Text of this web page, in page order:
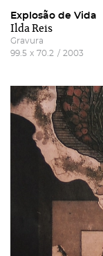
Explosão de Vida
Ilda Reis
Gravura
99.5 x 70.2 / 2003